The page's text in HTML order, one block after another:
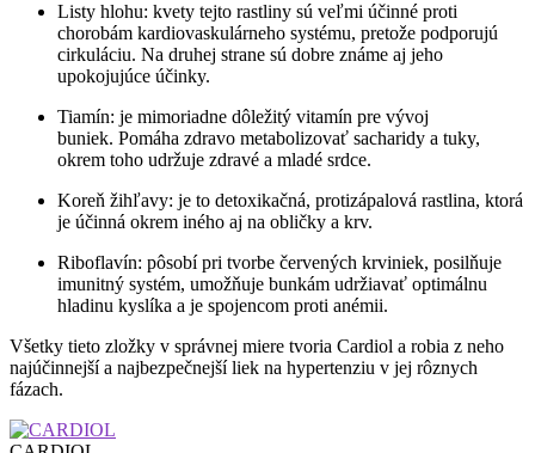
Listy hlohu: kvety tejto rastliny sú veľmi účinné proti
chorobám kardiovaskulárneho systému, pretože podporujú
cirkuláciu. Na druhej strane sú dobre známe aj jeho
upokojujúce účinky.
Tiamín: je mimoriadne dôležitý vitamín pre vývoj
buniek. Pomáha zdravo metabolizovať sacharidy a tuky,
okrem toho udržuje zdravé a mladé srdce.
Koreň žihľavy: je to detoxikačná, protizápalová rastlina, ktorá
je účinná okrem iného aj na obličky a krv.
Riboflavín: pôsobí pri tvorbe červených krviniek, posilňuje
imunitný systém, umožňuje bunkám udržiavať optimálnu
hladinu kyslíka a je spojencom proti anémii.
Všetky tieto zložky v správnej miere tvoria Cardiol a robia z neho
najúčinnejší a najbezpečnejší liek na hypertenziu v jej rôznych
fázach.